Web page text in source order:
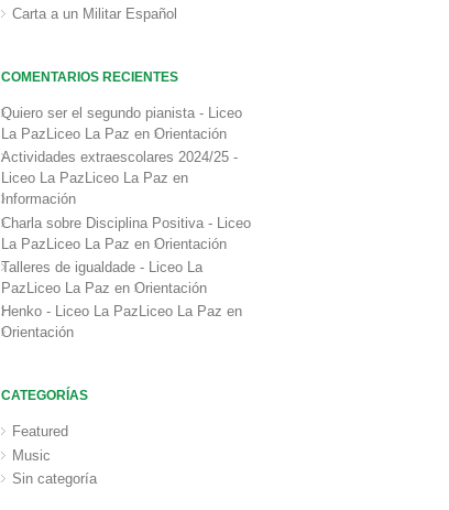
Carta a un Militar Español
COMENTARIOS RECIENTES
Quiero ser el segundo pianista - Liceo
La PazLiceo La Paz enOrientación
Actividades extraescolares 2024/25 -
Liceo La PazLiceo La Paz en
Información
Charla sobre Disciplina Positiva - Liceo
La PazLiceo La Paz enOrientación
Talleres de igualdade - Liceo La
PazLiceo La Paz enOrientación
Henko - Liceo La PazLiceo La Paz en
Orientación
CATEGORÍAS
Featured
Music
Sin categoría